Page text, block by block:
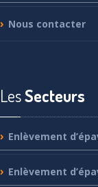
Nous contacter
LesSecteurs
Enlèvement
Enlèvement